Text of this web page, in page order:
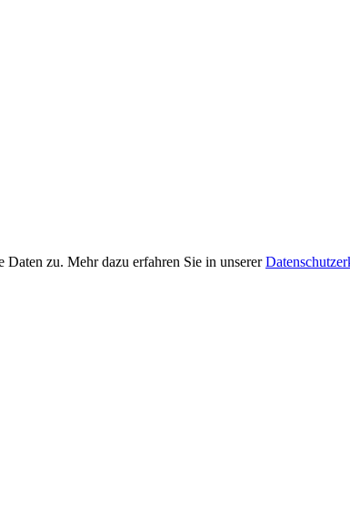
zu. Mehr dazu erfahren Sie in unserer